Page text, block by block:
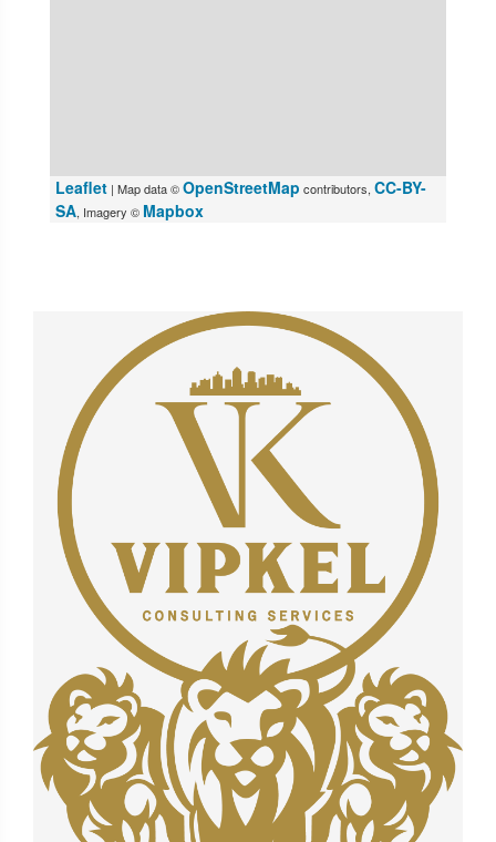
Leaflet | Map data ©OpenStreetMap contributors, CC-BY-
SA, Imagery © Mapbox